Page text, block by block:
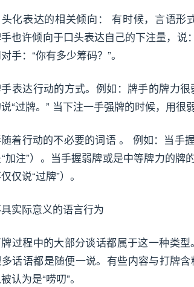
头化表达的相关倾向： 有时候，言语
也许倾向于口头表达自己的下注量，说
手：“你有多少筹码？”。
表达行动的方式。例如：牌手的牌力
“过牌。” 当下注一手强牌的时候，用很
着行动的不必要的词语 。 例如：当手
加注”）。当手握弱牌或是中等牌力的牌
仅仅说“过牌”）。
实际意义的语言行为
过程中的大部分谈话都属于这一种类
话语都是随便一说。有些内容与打牌
认为是“唠叨”。